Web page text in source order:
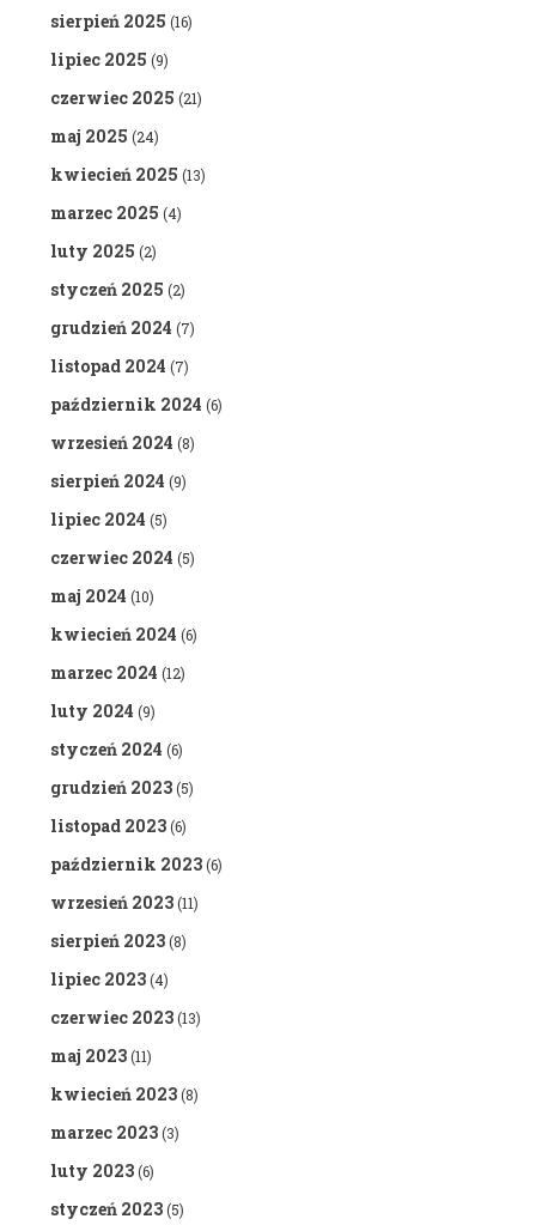
sierpień 2025 (16)
lipiec 2025 (9)
czerwiec 2025 (21)
maj 2025 (24)
kwiecień 2025 (13)
marzec 2025 (4)
luty 2025 (2)
styczeń 2025 (2)
grudzień 2024 (7)
listopad 2024 (7)
październik 2024 (6)
wrzesień 2024 (8)
sierpień 2024 (9)
lipiec 2024 (5)
czerwiec 2024 (5)
maj 2024 (10)
kwiecień 2024 (6)
marzec 2024 (12)
luty 2024 (9)
styczeń 2024 (6)
grudzień 2023(5)
listopad 2023(6)
październik 2023(6)
wrzesień 2023(11)
sierpień 2023(8)
lipiec 2023(4)
czerwiec 2023(13)
maj 2023(11)
kwiecień 2023(8)
marzec 2023(3)
luty 2023(6)
styczeń 2023(5)